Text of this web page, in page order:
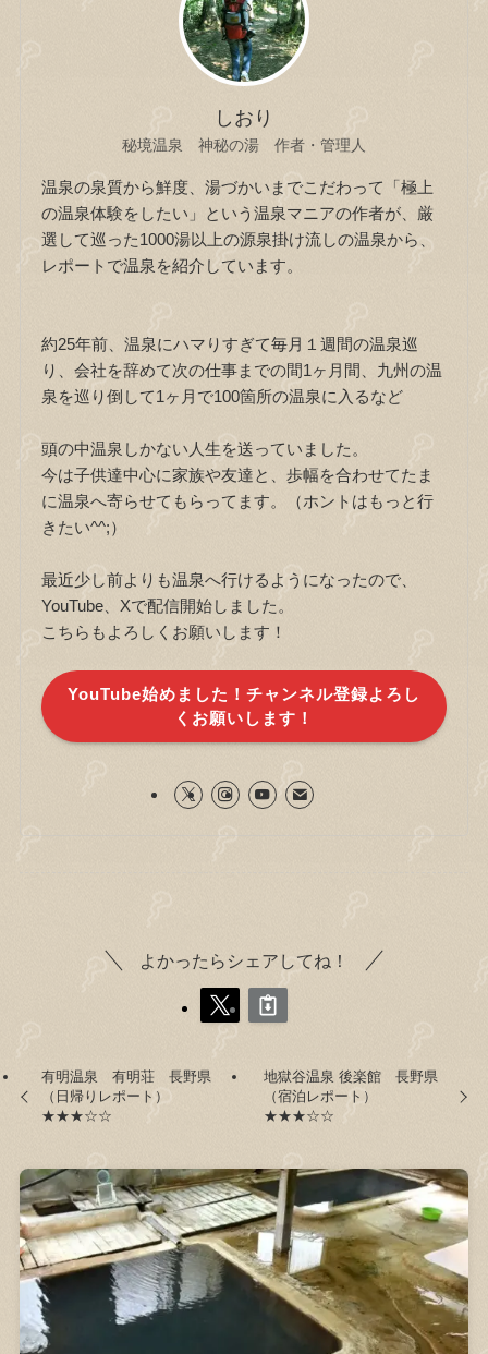
しおり
秘境温泉 神秘の湯 作者・管理人
温泉の泉質から鮮度、湯づかいまでこだわって「極上
の温泉体験をしたい」という温泉マニアの作者が、厳
選して巡った1000湯以上の源泉掛け流しの温泉から、
レポートで温泉を紹介しています。
約25年前、温泉にハマりすぎて毎月１週間の温泉巡
り、会社を辞めて次の仕事までの間1ヶ月間、九州の温
泉を巡り倒して1ヶ月で100箇所の温泉に入るなど
頭の中温泉しかない人生を送っていました。
今は子供達中心に家族や友達と、歩幅を合わせてたま
に温泉へ寄らせてもらってます。（ホントはもっと行
きたい^^;）
最近少し前よりも温泉へ行けるようになったので、
YouTube、Xで配信開始しました。
こちらもよろしくお願いします！
YouTube始めました！チャンネル登録よろし
くお願いします！
よかったらシェアしてね！
有明温泉 有明荘 長野県
（日帰りレポート）
★★★☆☆
地獄谷温泉 後楽館 長野県
（宿泊レポート）
★★★☆☆